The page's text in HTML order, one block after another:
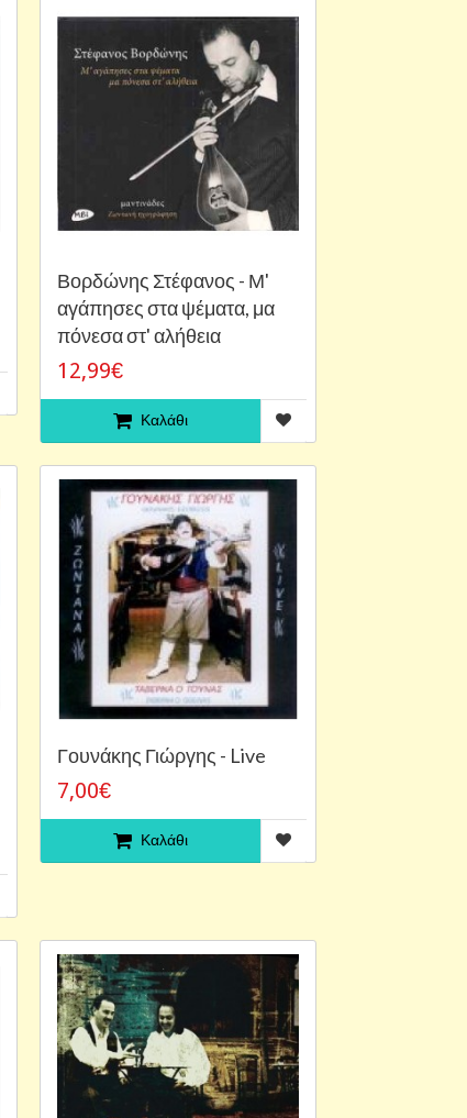
Βορδώνης Στέφανος - Μ'
αγάπησες στα ψέματα, μα
πόνεσα στ' αλήθεια
12,99€
Καλάθι
Γουνάκης Γιώργης - Live
7,00€
Καλάθι